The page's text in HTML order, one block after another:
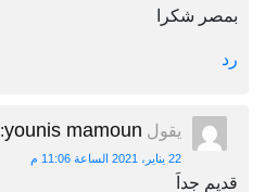
بمصر شكرا
رد
يقول younis mamoun
:
22 يناير، 2021 الساعة 11:06 م
قديم جداَ